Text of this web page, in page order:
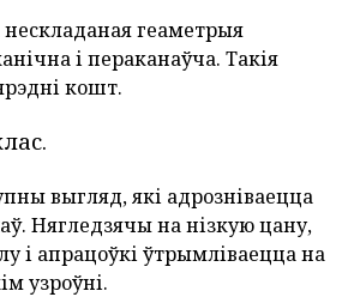
нескладаная геаметрыя
і пераканаўча. Такія
кошт.
выгляд, які адрозніваецца
Нягледзячы на нізкую цану,
і апрацоўкі ўтрымліваецца на
узроўні.